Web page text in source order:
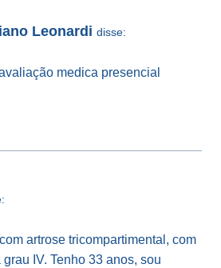
Leonardi disse:
medica presencial
artrose tricompartimental, com
IV. Tenho 33 anos, sou